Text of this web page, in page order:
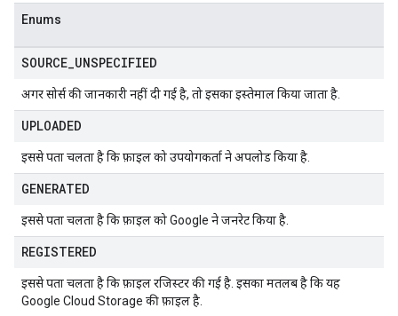
Enums
SOURCE UNSPECIFIED
अगर सोर्स की जानकारी नहीं दी गई है, तो इसका इस्तेमाल किया जाता है.
UPLOADED
इससे पता चलता है कि फ़ाइल को उपयोगकर्ता ने अपलोड किया है.
GENERATED
इससे पता चलता है कि फ़ाइल को Google ने जनरेट किया है.
REGISTERED
इससे पता चलता है कि फ़ाइल रजिस्टर की गई है. इसका मतलब है कि यह
Google Cloud Storage की फ़ाइल है.